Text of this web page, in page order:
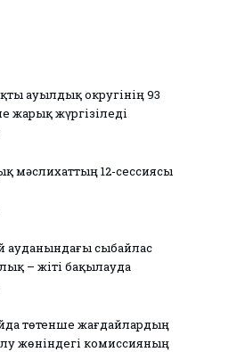
ауылдық округінің 93
жарық жүргізіледі
мәслихаттың 12-сессиясы
сыбайлас
– жіті бақылауда
төтенше жағдайлардың
жөніндегі комиссияның